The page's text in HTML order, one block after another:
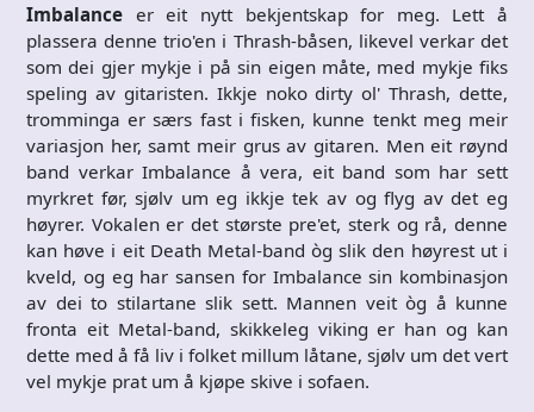
Imbalance er eit nytt bekjentskap for meg. Lett å
plassera denne trio'en i Thrash-båsen, likevel verkar det
som dei gjer mykje i på sin eigen måte, med mykje fiks
speling av gitaristen. Ikkje noko dirty ol' Thrash, dette,
tromminga er særs fast i fisken, kunne tenkt meg meir
variasjon her, samt meir grus av gitaren. Men eit røynd
band verkar Imbalance å vera, eit band som har sett
myrkret før, sjølv um eg ikkje tek av og flyg av det eg
høyrer. Vokalen er det største pre'et, sterk og rå, denne
kan høve i eit Death Metal-band òg slik den høyrest ut i
kveld, og eg har sansen for Imbalance sin kombinasjon
av dei to stilartane slik sett. Mannen veit òg å kunne
fronta eit Metal-band, skikkeleg viking er han og kan
dette med å få liv i folket millum låtane, sjølv um det vert
vel mykje prat um å kjøpe skive i sofaen.